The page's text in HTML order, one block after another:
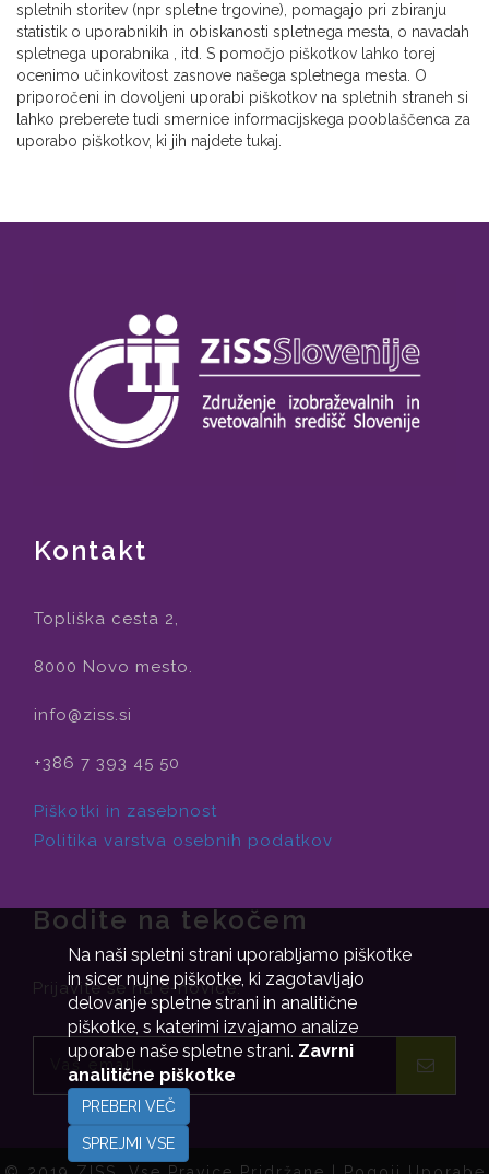
Na naši spletni strani uporabljamo piškotke
in sicer nujne piškotke, ki zagotavljajo
delovanje spletne strani in analitične
piškotke, s katerimi izvajamo analize
uporabe naše spletne strani. Zavrni
analitične piškotke
PREBERI VEČ
SPREJMI VSE
spletnih storitev (npr spletne trgovine), pomagajo pri zbiranju
statistik o uporabnikih in obiskanosti spletnega mesta, o navadah
spletnega uporabnika , itd. S pomočjo piškotkov lahko torej
ocenimo učinkovitost zasnove našega spletnega mesta. O
priporočeni in dovoljeni uporabi piškotkov na spletnih straneh si
lahko preberete tudi smernice informacijskega pooblaščenca za
uporabo piškotkov, ki jih najdete tukaj.
Kontakt
Topliška cesta 2,
8000 Novo mesto.
info@ziss.si
+386 7 393 45 50
Piškotki in zasebnost
Politika varstva osebnih podatkov
Bodite na tekočem
Prijavite se na e-novice.